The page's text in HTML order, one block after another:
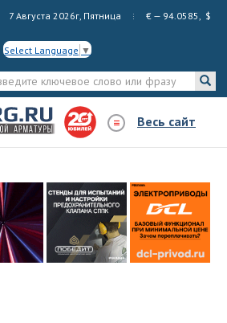
7 Августа 2026г, Пятница € — 94.0585, $
Select Language ▼
Весь сайт